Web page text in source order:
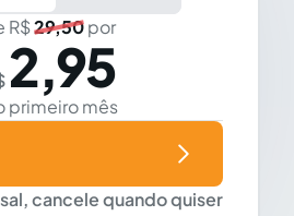
R$29,50por
2,95
primeiro mês
cancele quando quiser